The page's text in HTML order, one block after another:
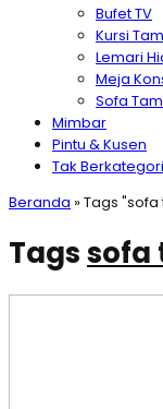
Bufet TV
Kursi
Lemari
Meja
Sofa
Mimbar
Pintu & Kusen
Tak Berkategori
Beranda »Tags
Tagssofa